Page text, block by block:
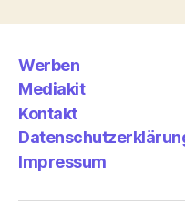
Beiträge
Werben
Mediakit
Kontakt
Impressum